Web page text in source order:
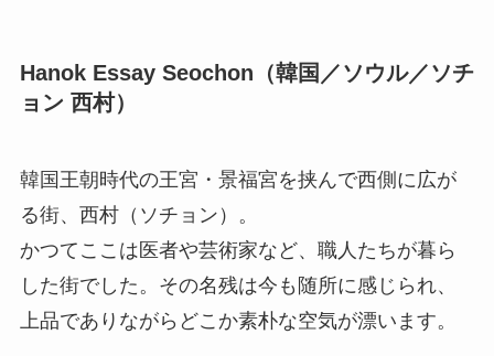
Hanok Essay Seochon（韓国／ソウル／ソチ
ョン 西村）
韓国王朝時代の王宮・景福宮を挟んで西側に広が
る街、西村（ソチョン）。
かつてここは医者や芸術家など、職人たちが暮ら
した街でした。その名残は今も随所に感じられ、
上品でありながらどこか素朴な空気が漂います。